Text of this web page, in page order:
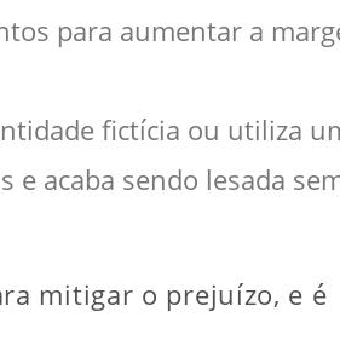
para aumentar a
fictícia ou utiliza
acaba sendo lesada
mitigar o prejuízo, e é